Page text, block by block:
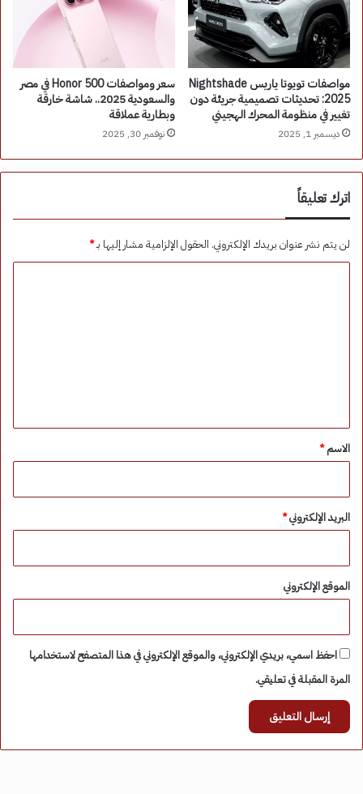
مواصفات تويوتا ياريس Nightshade
2025: تحديثات تصميمية جريئة دون
تغيير في منظومة المحرك الهجيني
ديسمبر 1, 2025
سعر ومواصفات Honor 500 في مصر
والسعودية 2025.. شاشة خارقة
وبطارية عملاقة
نوفمبر 30, 2025
اترك تعليقاً
لن يتم نشر عنوان بريدك الإلكتروني. الحقول الإلزامية مشار إليها بـ*
*
الاسم*
البريد الإلكتروني*
الموقع الإلكتروني
احفظ اسمي، بريدي الإلكتروني، والموقع الإلكتروني في هذا المتصفح لاستخدامها
المرة المقبلة في تعليقي.